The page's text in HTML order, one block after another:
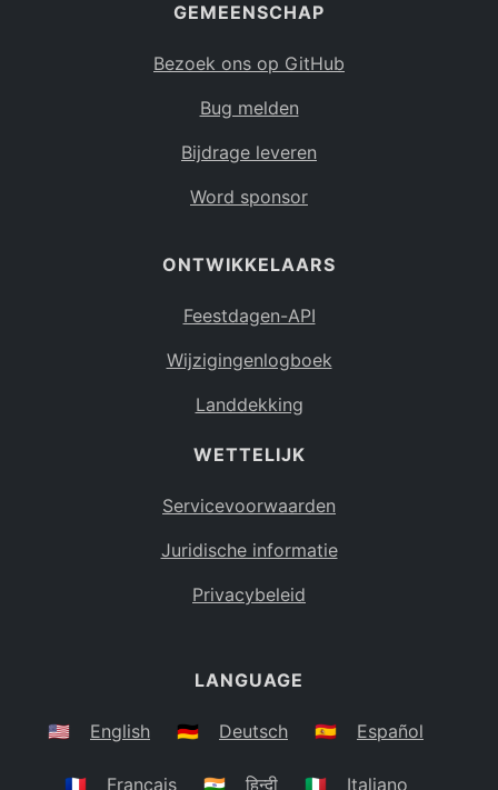
GEMEENSCHAP
Bezoek ons op GitHub
Bug melden
Bijdrage leveren
Word sponsor
ONTWIKKELAARS
Feestdagen-API
Wijzigingenlogboek
Landdekking
WETTELIJK
Servicevoorwaarden
Juridische informatie
Privacybeleid
LANGUAGE
🇺🇸 English 🇩🇪 Deutsch 🇪🇸 Español
🇫🇷 Français 🇮🇳 हिन्दी 🇮🇹 Italiano